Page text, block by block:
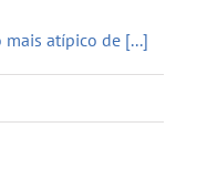
atípico de [...]